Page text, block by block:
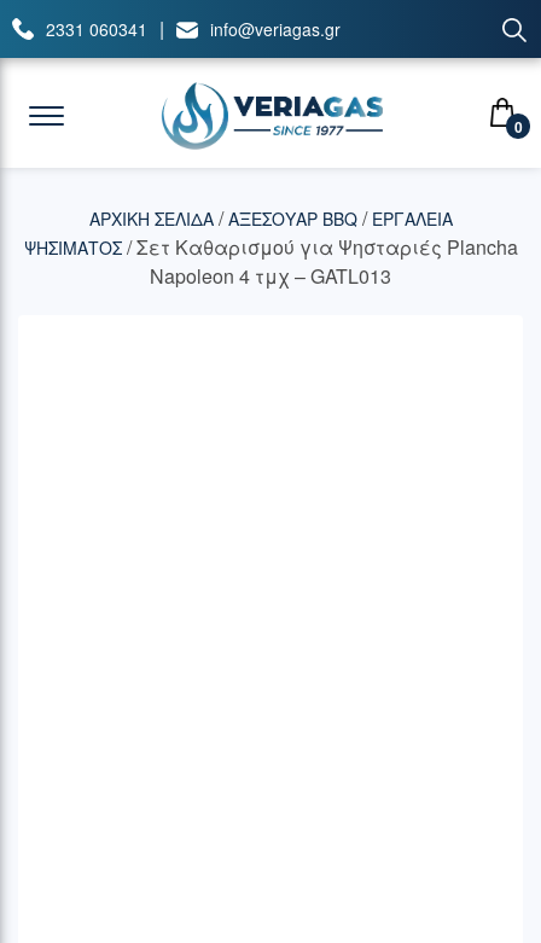
2331 060341 | info@veriagas.gr
0
ΑΡΧΙΚΉ ΣΕΛΊΔΑ/ΑΞΕΣΟΥΑΡ BBQ/ ΕΡΓΑΛΕΙΑ
ΨΗΣΙΜΑΤΟΣ/ Σετ Καθαρισμού για Ψησταριές Plancha
Napoleon 4 τμχ – GATL013